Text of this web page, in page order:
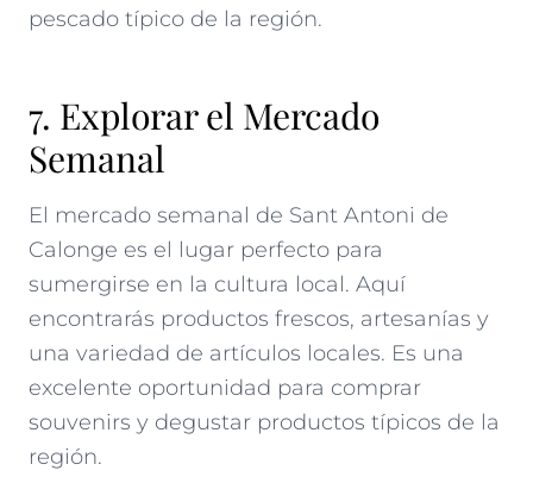
pescado típico de la región.
7. Explorar el Mercado
Semanal
El mercado semanal de Sant Antoni de
Calonge es el lugar perfecto para
sumergirse en la cultura local. Aquí
encontrarás productos frescos, artesanías y
una variedad de artículos locales. Es una
excelente oportunidad para comprar
souvenirs y degustar productos típicos de la
región.